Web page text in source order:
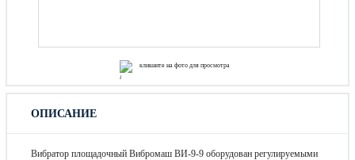
кликните на фото для просмотра
ОПИСАНИЕ
Вибратор площадочный Вибромаш ВИ-9-9 оборудован регулируемыми